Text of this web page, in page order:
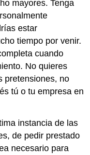
mayores. Tenga
estar
tiempo por venir.
cuando
No quieres
pretensiones, no
tú o tu empresa en
instancia de las
de pedir prestado
necesario para